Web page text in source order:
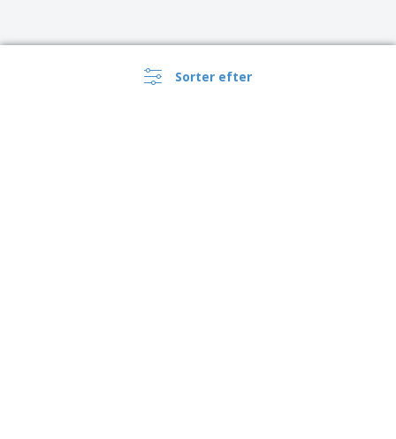
Sorter efter